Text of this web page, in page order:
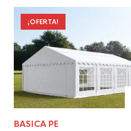
¡OFERTA!
BASICA PE